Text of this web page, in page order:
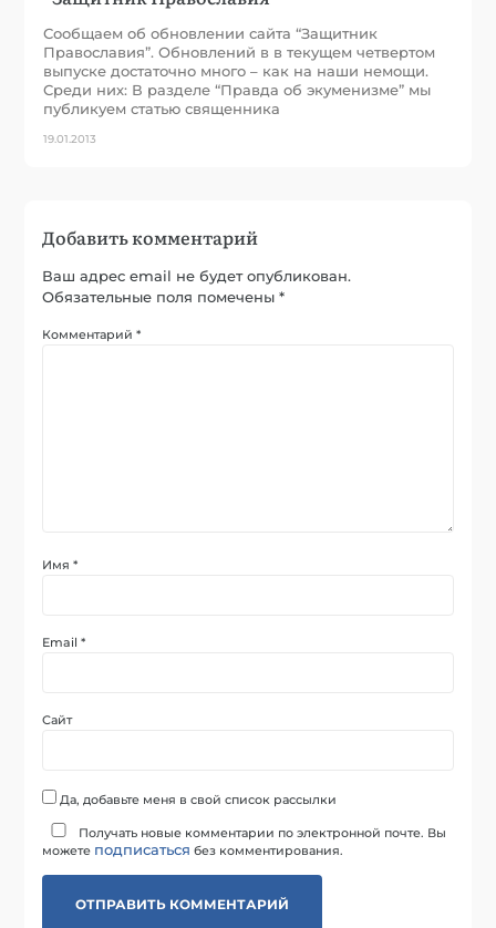
Сообщаем об обновлении сайта “Защитник
Православия”. Обновлений в в текущем четвертом
выпуске достаточно много – как на наши немощи.
Среди них: В разделе “Правда об экуменизме” мы
публикуем статью священника
19.01.2013
Добавить комментарий
Ваш адрес email не будет опубликован.
Обязательные поля помечены*
Комментарий*
Имя*
Email*
Сайт
Да, добавьте меня в свой список рассылки
Получать новые комментарии по электронной почте. Вы
можете подписаться без комментирования.